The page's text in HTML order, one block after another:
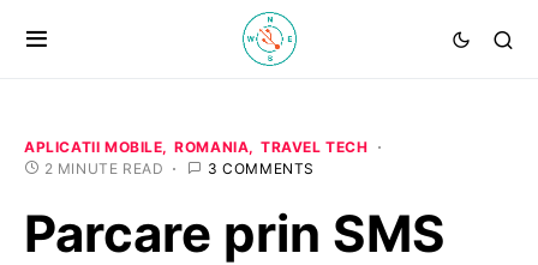
APLICATII MOBILE ROMANIA
TRAVEL TECH
2 MINUTE READ
3 COMMENTS
Parcare prin SMS